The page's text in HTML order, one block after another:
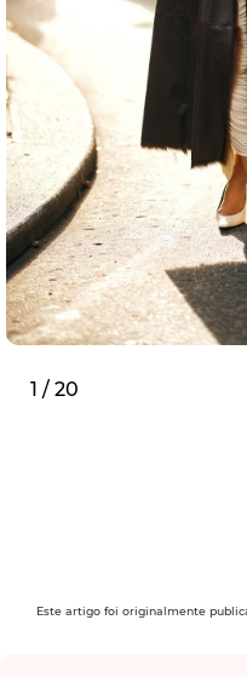
1 / 20
Este artigo foi originalmente